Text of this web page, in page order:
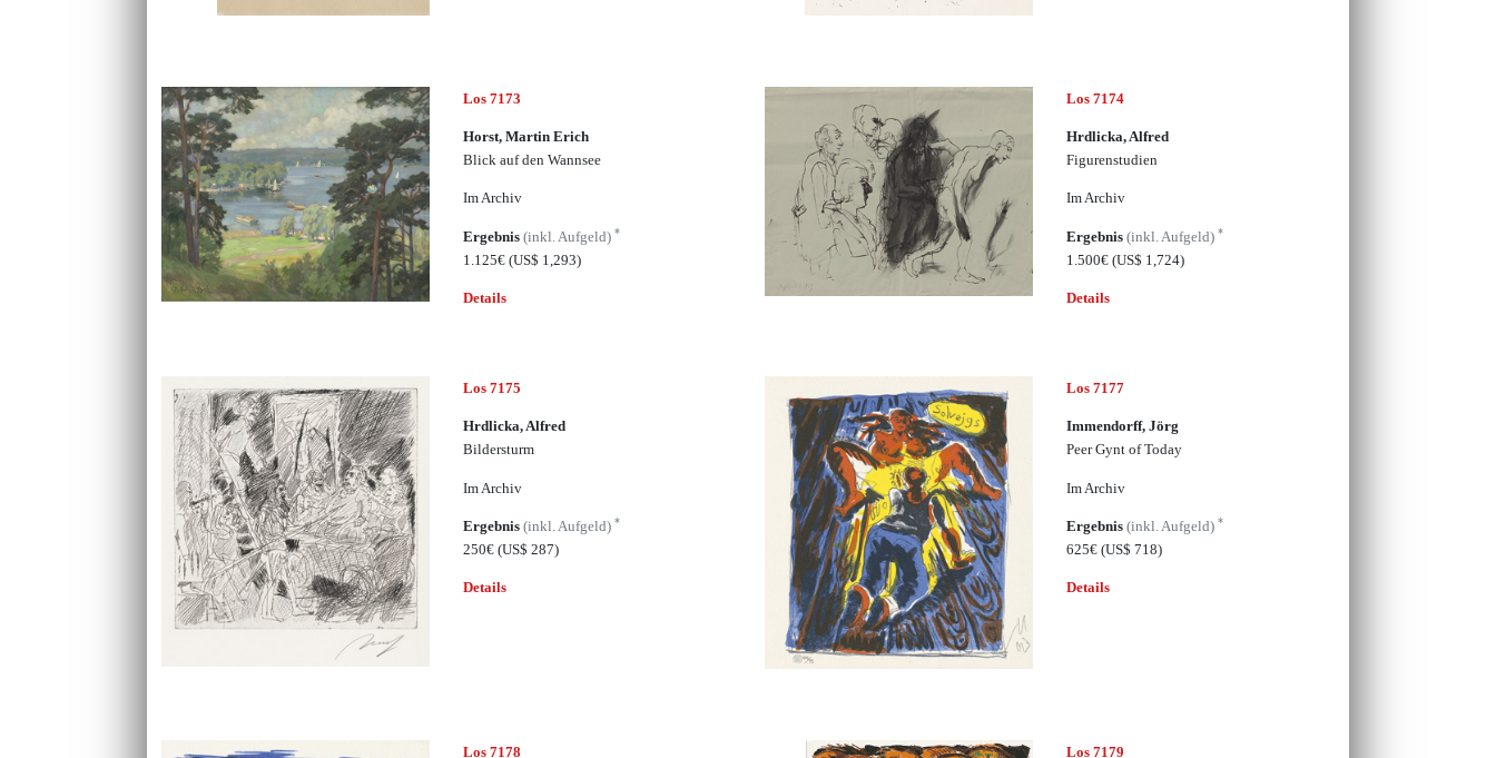
Los 7173
Horst, Martin Erich
Blick auf den Wannsee
Im Archiv
Ergebnis(inkl. Aufgeld)*
1.125€(US$ 1,293)
Details
Los 7174
Hrdlicka, Alfred
Figurenstudien
Im Archiv
Ergebnis (inkl. Aufgeld) *
1.500€ (US$ 1,724)
Details
Los 7175
Hrdlicka, Alfred
Bildersturm
Im Archiv
Ergebnis(inkl. Aufgeld)*
250€(US$ 287)
Details
Los 7177
Immendorff, Jörg
Peer Gynt of Today
Im Archiv
Ergebnis (inkl. Aufgeld) *
625€ (US$ 718)
Details
Los 7178 Los 7179